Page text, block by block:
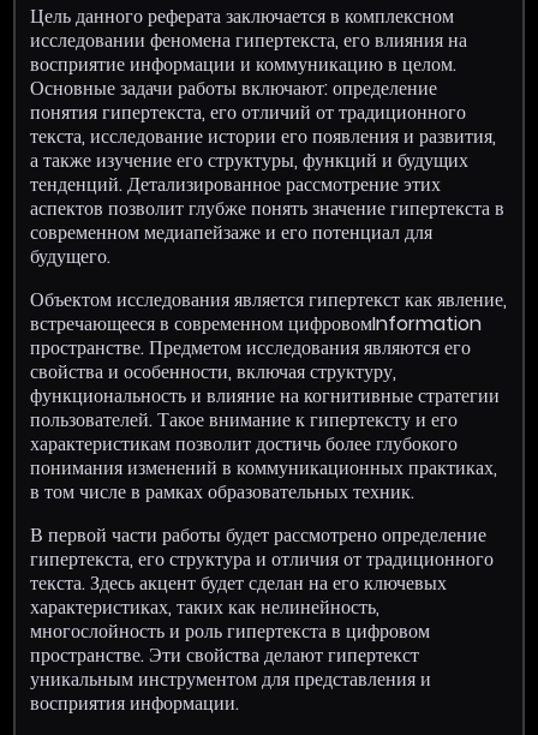
Цель данного реферата заключается в комплексном
исследовании феномена гипертекста, его влияния на
восприятие информации и коммуникацию в целом.
Основные задачи работы включают: определение
понятия гипертекста, его отличий от традиционного
текста, исследование истории его появления и развития,
а также изучение его структуры, функций и будущих
тенденций. Детализированное рассмотрение этих
аспектов позволит глубже понять значение гипертекста в
современном медиапейзаже и его потенциал для
будущего.
Объектом исследования является гипертекст как явление,
встречающееся в современном цифровомInformation
пространстве. Предметом исследования являются его
свойства и особенности, включая структуру,
функциональность и влияние на когнитивные стратегии
пользователей. Такое внимание к гипертексту и его
характеристикам позволит достичь более глубокого
понимания изменений в коммуникационных практиках,
в том числе в рамках образовательных техник.
В первой части работы будет рассмотрено определение
гипертекста, его структура и отличия от традиционного
текста. Здесь акцент будет сделан на его ключевых
характеристиках, таких как нелинейность,
многослойность и роль гипертекста в цифровом
пространстве. Эти свойства делают гипертекст
уникальным инструментом для представления и
восприятия информации.